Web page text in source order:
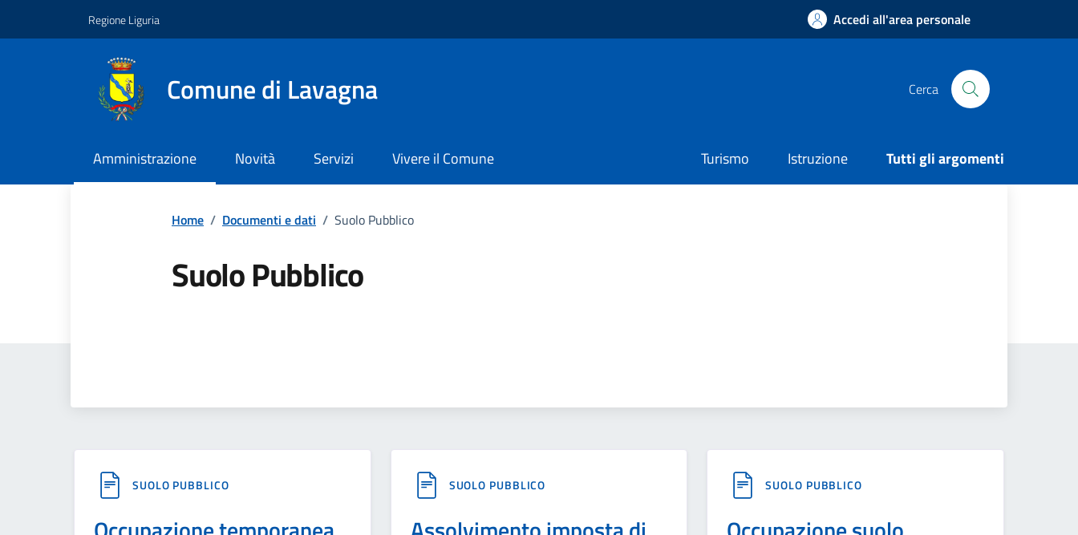
Regione Liguria Accedi all'area personale
Comune di Lavagna Cerca
Amministrazione Novità Servizi Vivere il Comune Turismo Istruzione Tutti gli argomenti
Home / Documenti e dati / Suolo Pubblico
Suolo Pubblico
SUOLO PUBBLICO SUOLO PUBBLICO SUOLO PUBBLICO